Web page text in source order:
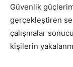
Güvenlik
gerçekleştiren
çalışmalar
kişilerin